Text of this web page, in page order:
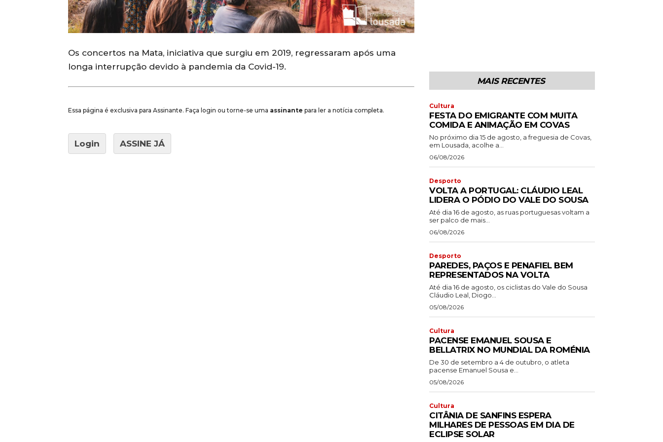
Os concertos na Mata, iniciativa que surgiu em 2019, regressaram após uma
longa interrupção devido à pandemia da Covid-19.
Essa página é exclusiva para Assinante. Faça login ou torne-se uma assinante para ler a notícia completa.
Login ASSINE JÁ
MAIS RECENTES
Cultura
FESTA DO EMIGRANTE COM MUITA
COMIDA E ANIMAÇÃO EM COVAS
No próximo dia 15 de agosto, a freguesia de Covas,
em Lousada, acolhe a...
06/08/2026
Desporto
VOLTA A PORTUGAL: CLÁUDIO LEAL
LIDERA O PÓDIO DO VALE DO SOUSA
Até dia 16 de agosto, as ruas portuguesas voltam a
ser palco de mais...
06/08/2026
Desporto
PAREDES, PAÇOS E PENAFIEL BEM
REPRESENTADOS NA VOLTA
Até dia 16 de agosto, os ciclistas do Vale do Sousa
Cláudio Leal, Diogo...
05/08/2026
Cultura
PACENSE EMANUEL SOUSA E
BELLATRIX NO MUNDIAL DA ROMÉNIA
De 30 de setembro a 4 de outubro, o atleta
pacense Emanuel Sousa e...
05/08/2026
Cultura
CITÂNIA DE SANFINS ESPERA
MILHARES DE PESSOAS EM DIA DE
ECLIPSE SOLAR